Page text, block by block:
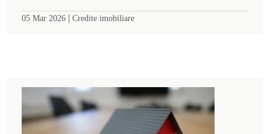
05 Mar 2026 | Credite imobiliare